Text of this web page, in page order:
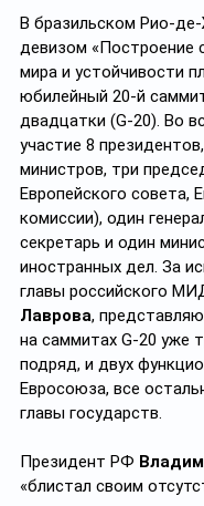
В бразильском Рио-
девизом «Построение
мира и устойчивости
юбилейный 20-й
двадцатки (G-20). Во
участие 8
министров, три
Европейского совета,
комиссии), один
секретарь и один
иностранных дел. За
главы российского
Лаврова,
на саммитах G-20 уже
подряд, и двух
Евросоюза, все
главы государств.
Президент РФ
«блистал своим